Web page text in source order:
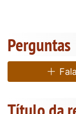
Perguntas